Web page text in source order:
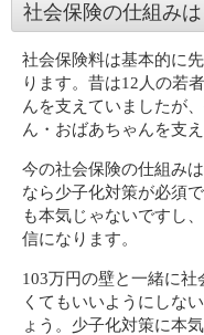
社会保険の仕組み
社会保険料は基本的に
ります。昔は12人の若
んを支えていましたが
ん・おばあちゃんを支え
今の社会保険の仕組み
なら少子化対策が必須
も本気じゃないですし
信になります。
103万円の壁と一緒に
くてもいいようにしな
ょう。少子化対策に本